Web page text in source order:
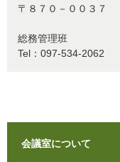
〒８７０－００３７
総務管理班
Tel：097-534-2062
会議室について